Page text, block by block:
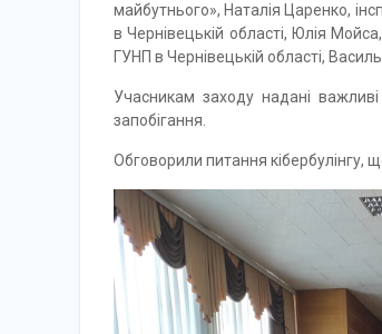
майбутнього», Наталія Царенко,
в Чернівецькій області, Юлія
ГУНП в Чернівецькій області,
Учасникам заходу надані
запобігання.
Обговорили питання кібербулінгу,